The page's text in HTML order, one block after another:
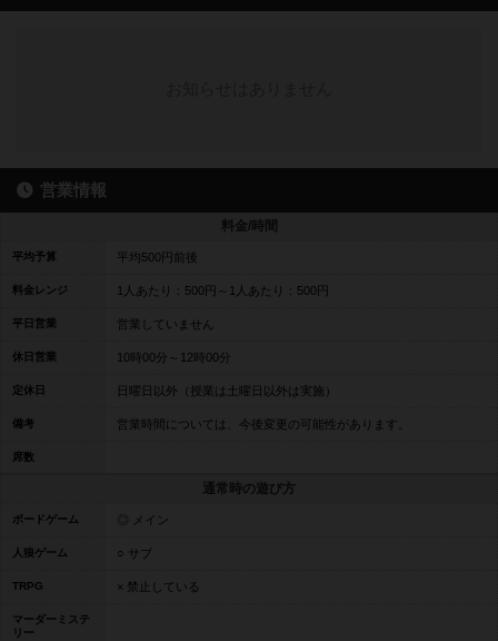
営業情報
料金/時間
平均予算 平均500円前後
料金レンジ 1人あたり：500円～1人あたり：500円
平日営業 営業していません
休日営業 10時00分～12時00分
定休日 日曜日以外（授業は土曜日以外は実施）
備考 営業時間については、今後変更の可能性があります。
席数
通常時の遊び方
ボードゲーム ◎ メイン
人狼ゲーム ○ サブ
TRPG × 禁止している
マーダーミステ
リー